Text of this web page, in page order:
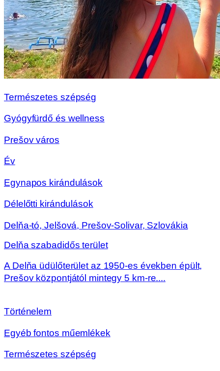
Természetes szépség
Gyógyfürdő és wellness
Prešov város
Év
Egynapos kirándulások
Délelőtti kirándulások
Delňa-tó, Jelšová, Prešov-Solivar, Szlovákia
Delňa szabadidős terület
A Delňa üdülőterület az 1950-es években épült,
Prešov központjától mintegy 5 km-re....
Történelem
Egyéb fontos műemlékek
Természetes szépség